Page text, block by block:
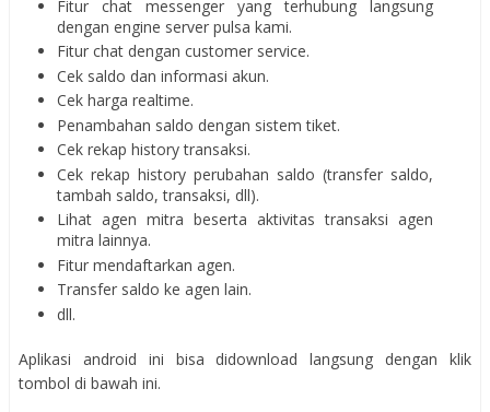
Fitur chat messenger yang terhubung langsung
dengan engine server pulsa kami.
Fitur chat dengan customer service.
Cek saldo dan informasi akun.
Cek harga realtime.
Penambahan saldo dengan sistem tiket.
Cek rekap history transaksi.
Cek rekap history perubahan saldo (transfer saldo,
tambah saldo, transaksi, dll).
Lihat agen mitra beserta aktivitas transaksi agen
mitra lainnya.
Fitur mendaftarkan agen.
Transfer saldo ke agen lain.
dll.
Aplikasi android ini bisa didownload langsung dengan klik
tombol di bawah ini.